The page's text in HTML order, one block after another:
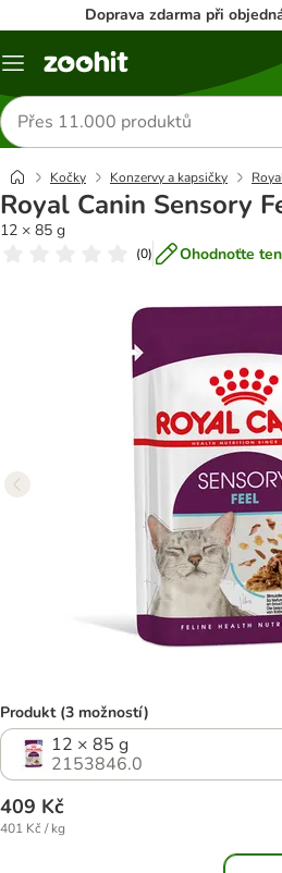
Doprava zdarma při
Menu
Hledat
produkty
Kočky Konzervy a kapsičky
Royal Canin Sensory
12 × 85 g
(0) Ohodnoťte
Produkt (3 možností)
12 × 85 g
2153846.0
409 Kč
401 Kč / kg